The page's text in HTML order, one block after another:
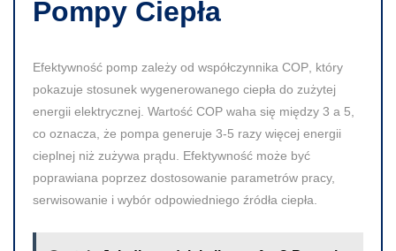
Pompy Ciepła
Efektywność pomp zależy od współczynnika COP , który
pokazuje stosunek wygenerowanego ciepła do zużytej
energii elektrycznej. Wartość COP waha się między 3 a 5
co oznacza, że pompa generuje 3-5 razy więcej energii
cieplnej niż zużywa prądu. Efektywność może być
poprawiana poprzez dostosowanie parametrów pracy,
serwisowanie i wybór odpowiedniego źródła ciepła.